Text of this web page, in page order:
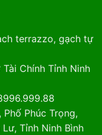
terrazzo, gạch tự
Chính Tỉnh Ninh
Phố Phúc Trọng,
Tỉnh Ninh Bình